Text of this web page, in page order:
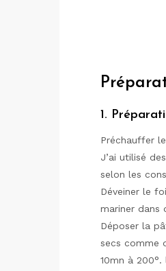
1.
Préchauffer
J’ai utilisé
selon les
Déveiner le
mariner dans
Déposer la
secs comme
10mn à